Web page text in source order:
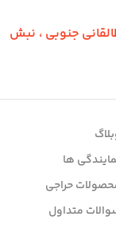
جنوبی ، نبش
ها
حراجی
متداول